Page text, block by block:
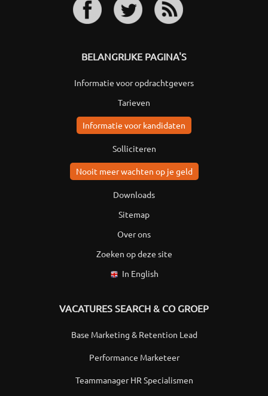
BELANGRIJKE PAGINA'S
Informatie voor opdrachtgevers
Tarieven
Informatie voor kandidaten
Solliciteren
Nooit meer wachten op je geld
Downloads
Sitemap
Over ons
Zoeken op deze site
In English
VACATURES SEARCH & CO GROEP
Base Marketing & Retention Lead
Performance Marketeer
Teammanager HR Specialismen